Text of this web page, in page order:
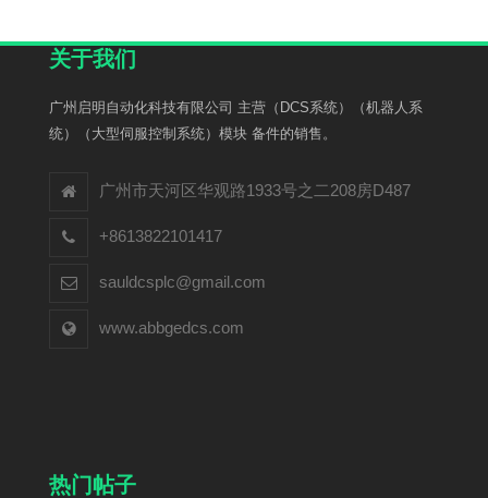
关于我们
广州启明自动化科技有限公司 主营（DCS系统）（机器人系
统）（大型伺服控制系统）模块 备件的销售。
广州市天河区华观路1933号之二208房D487
+8613822101417
sauldcsplc@gmail.com
www.abbgedcs.com
热门帖子